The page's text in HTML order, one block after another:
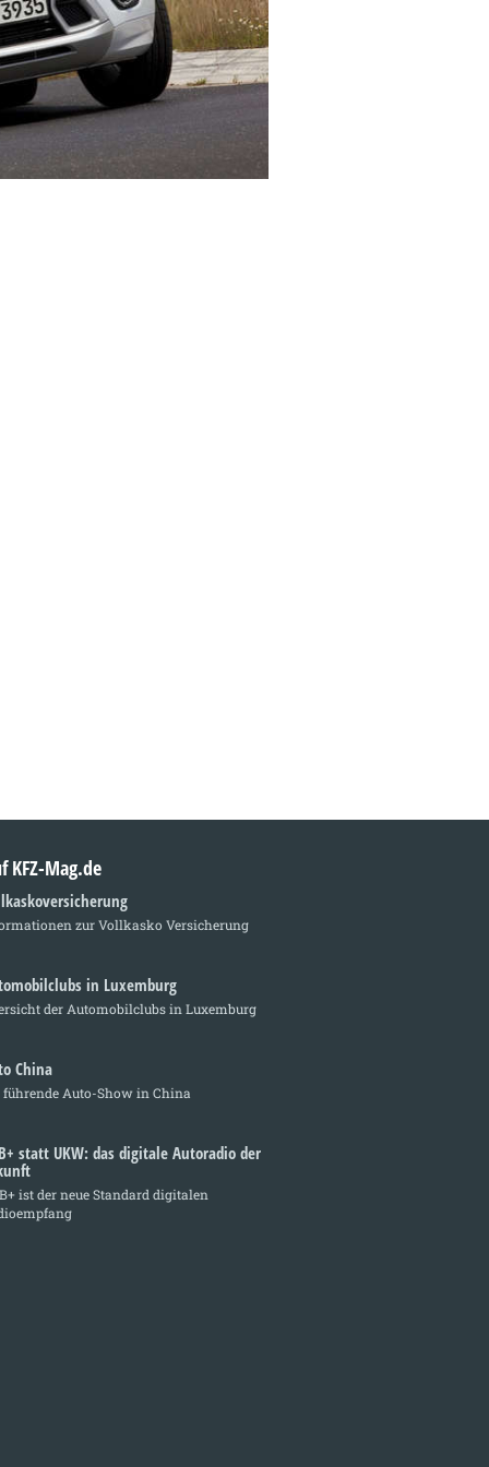
KFZ-Mag.de
zur Vollkasko Versicherung
in Luxemburg
der Automobilclubs in Luxemburg
China
führende Auto-Show in China
statt UKW: das digitale Autoradio der
ist der neue Standard digitalen